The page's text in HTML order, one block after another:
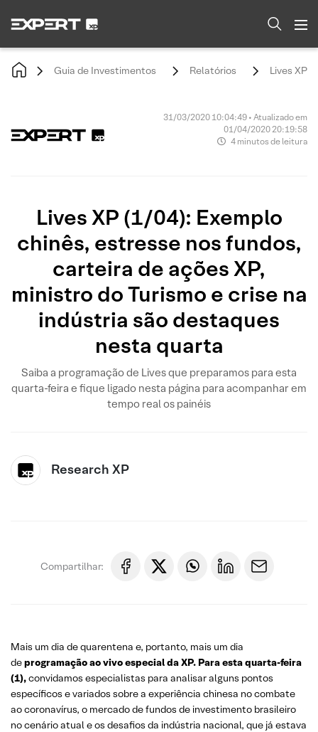
Guia de Investimentos Relatórios Lives XP
31/03/2020 10:04:49 • Atualizado em
01/04/2020 20:19:58
4 minutos de leitura
Lives XP (1/04): Exemplo
chinês, estresse nos fundos,
carteira de ações XP,
ministro do Turismo e crise na
indústria são destaques
nesta quarta
Saiba a programação de Lives que preparamos para esta
quarta-feira e fique ligado nesta página para acompanhar em
tempo real os painéis
Research XP
Compartilhar:
Mais um dia de quarentena e, portanto, mais um dia
deprogramação ao vivo especial da XP. Para esta quarta-feira
(1),convidamos especialistas para analisar alguns pontos
específicos e variados sobre a experiência chinesa no combate
ao coronavírus, o mercado de fundos de investimento brasileiro
no cenário atual e os desafios da indústria nacional, que já estava